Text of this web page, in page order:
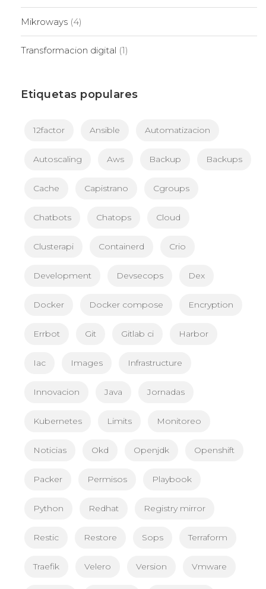
Mikroways (4)
Transformacion digital (1)
Etiquetas populares
12factor Ansible Automatizacion
Autoscaling Aws Backup Backups
Cache Capistrano Cgroups
Chatbots Chatops Cloud
Clusterapi Containerd Crio
Development Devsecops Dex
Docker Docker compose Encryption
Errbot Git Gitlab ci Harbor
Iac Images Infrastructure
Innovacion Java Jornadas
Kubernetes Limits Monitoreo
Noticias Okd Openjdk Openshift
Packer Permisos Playbook
Python Redhat Registry mirror
Restic Restore Sops Terraform
Traefik Velero Version Vmware